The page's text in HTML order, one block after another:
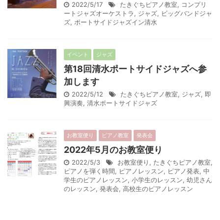
2022/5/17 たきぐちピアノ教室, コンプリ
ートジャズオーケストラ, ジャズ, ビッグバンドジャ
ズ, ポートサイドジャズイン清水
イベント ジャズ
第18回清水ポートサイドジャズへ参
加します
2022/5/12 たきぐちピアノ教室, ジャズ, 即
興演奏, 清水ポートサイドジャズ
お教室便り ピアノ教室 発表会
2022年5月のお教室便り
2022/5/3 お教室便り , たきぐちピアノ教室,
ピアノを弾く時間, ピアノレッスン, ピアノ発表, 中
学生のピアノレッスン, 小学生のレッスン, 幼児さん
のレッスン, 発表会, 高校生のピアノレッスン